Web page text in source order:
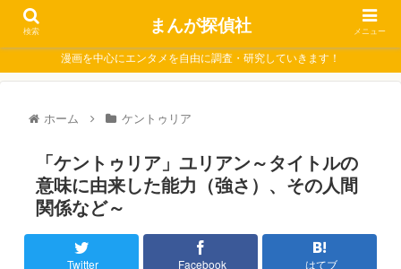
漫画を中心にエンタメを自由に調査・研究していきます！
ホーム ケントゥリア
「ケントゥリア」ユリアン～タイトルの
意味に由来した能力（強さ）、その人間
関係など～
Twitter Facebook はてブ
検索 まんが探偵社 メニュー